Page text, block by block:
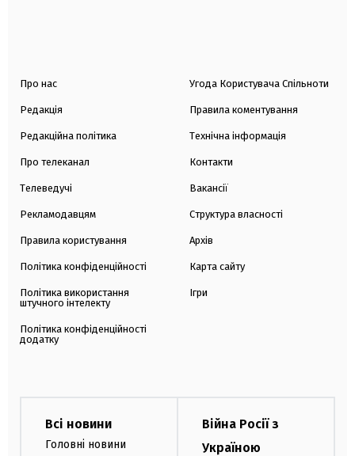
Про нас
Редакція
Редакційна політика
Про телеканал
Телеведучі
Рекламодавцям
Правила користування
Політика конфіденційності
Політика використання
штучного інтелекту
Політика конфіденційності
додатку
Угода Користувача Спільноти
Правила коментування
Технічна інформація
Контакти
Вакансії
Структура власності
Архів
Карта сайту
Ігри
Всі новини
Головні новини
Війна Росії з
Україною